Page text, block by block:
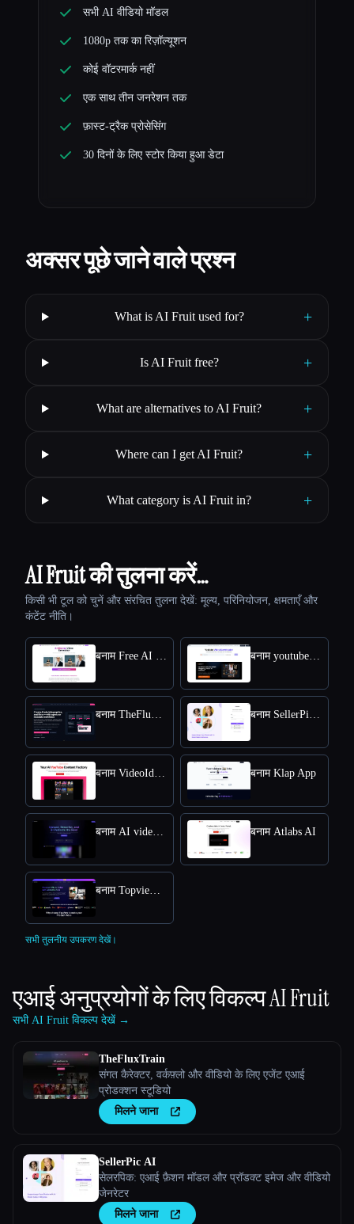
सभी AI वीडियो मॉडल
1080p तक का रिज़ॉल्यूशन
कोई वॉटरमार्क नहीं
एक साथ तीन जनरेशन तक
फ़ास्ट-ट्रैक प्रोसेसिंग
30 दिनों के लिए स्टोर किया हुआ डेटा
अक्सर पूछे जाने वाले प्रश्न
What is AI Fruit used for? +
Is AI Fruit free? +
What are alternatives to AI Fruit? +
Where can I get AI Fruit? +
What category is AI Fruit in? +
AI Fruit की तुलना करें…
किसी भी टूल को चुनें और संरचित तुलना देखें: मूल्य, परिनियोजन, क्षमताएँ और
कंटेंट नीति।
बनाम Free AI kissing video generator बनाम youtube video downloader
बनाम TheFluxTrain बनाम SellerPic AI
बनाम VideoIdeas AI बनाम Klap App
बनाम AI video editor बनाम Atlabs AI
बनाम Topview AI URL to Video
सभी तुलनीय उपकरण देखें।
एआई अनुप्रयोगों के लिए विकल्पAI Fruit
सभी AI Fruit विकल्प देखें →
TheFluxTrain
संगत कैरेक्टर, वर्कफ़्लो और वीडियो के लिए एजेंट एआई
प्रोडक्शन स्टूडियो
मिलने जाना
SellerPic AI
सेलरपिक: एआई फ़ैशन मॉडल और प्रॉडक्ट इमेज और वीडियो
जेनरेटर
मिलने जाना